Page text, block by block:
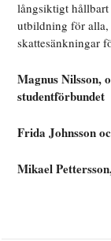
långsiktigt hållbart
utbildning för
skattesänkningar
Magnus Nilsson,
studentförbundet
Frida Johnsson
Mikael